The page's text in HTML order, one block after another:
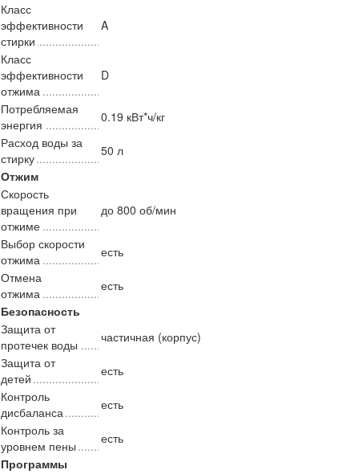
Класс
эффективности
стирки
A
Класс
эффективности
отжима
D
Потребляемая
энергия
0.19 кВт*ч/кг
Расход воды за
стирку
50 л
Отжим
Скорость
вращения при
отжиме
до 800 об/мин
Выбор скорости
отжима
есть
Отмена
отжима
есть
Безопасность
Защита от
протечек воды
частичная (корпус)
Защита от
детей
есть
Контроль
дисбаланса
есть
Контроль за
уровнем пены
есть
Программы